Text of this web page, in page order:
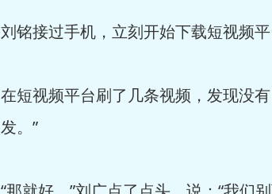
刘铭接过手机，立刻开始下载短视频平
在短视频平台刷了几条视频，发现没
发。”